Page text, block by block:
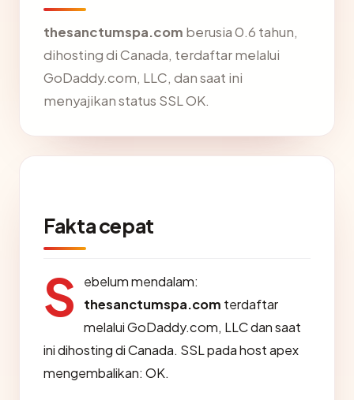
thesanctumspa.com berusia 0.6 tahun,
dihosting di Canada, terdaftar melalui
GoDaddy.com, LLC, dan saat ini
menyajikan status SSL OK.
Fakta cepat
S
ebelum mendalam:
thesanctumspa.com terdaftar
melalui GoDaddy.com, LLC dan saat
ini dihosting di Canada. SSL pada host apex
mengembalikan: OK.